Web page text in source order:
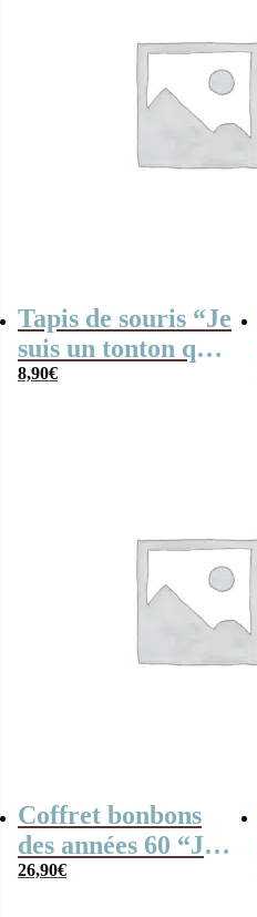
Tapis de souris “Je
suis un tonton qui
déchire” – cadeau
8,90€
Coffret bonbons
des années 60 “Je
suis un tonton qui
26,90€